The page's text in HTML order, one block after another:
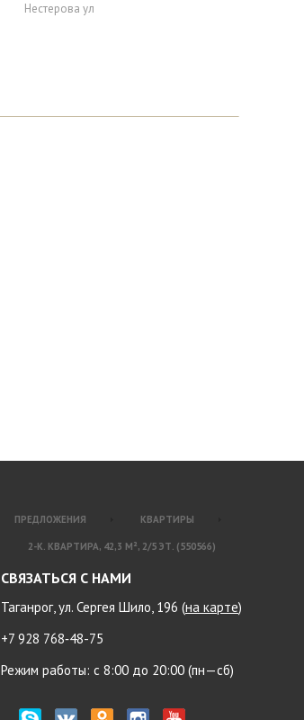
Нестерова ул
ПРЕДЛОЖЕНИЯ КВАРТИРЫ
2-К. КВАРТИРА, 42,3 М², 2/5 ЭТ. (550566)
СВЯЗАТЬСЯ С НАМИ
Таганрог, ул. Сергея Шило, 196 (на карте)
+7 928 768‑48-75
Режим работы: с 8:00 до 20:00 (пн—сб)